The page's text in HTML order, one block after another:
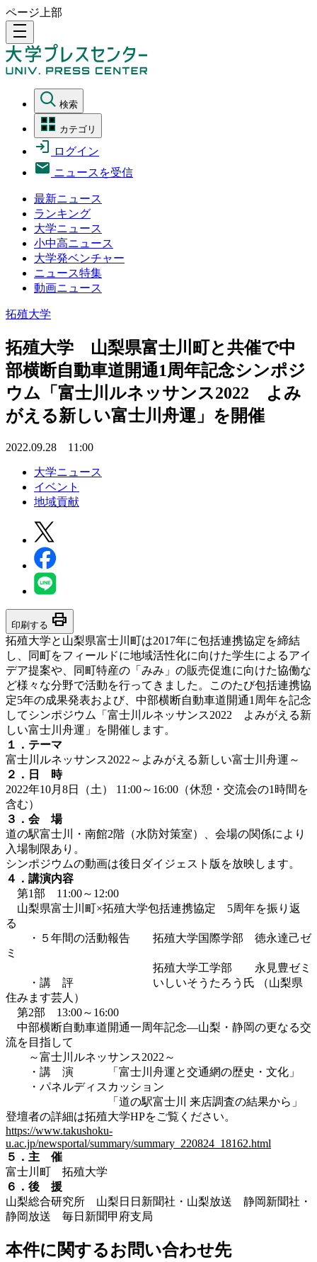
ページ上部
density_medium
検索
カテゴリ
ログイン
ニュースを受信
最新ニュース
ランキング
大学ニュース
小中高ニュース
大学発ベンチャー
ニュース特集
動画ニュース
拓殖大学
拓殖大学 山梨県富士川町と共催で中
部横断自動車道開通1周年記念シンポジ
ウム「富士川ルネッサンス2022 よみ
がえる新しい富士川舟運」を開催
2022.09.28 11:00
大学ニュース
イベント
地域貢献
印刷する print
拓殖大学と山梨県富士川町は2017年に包括連携協定を締結
し、同町をフィールドに地域活性化に向けた学生によるアイ
デア提案や、同町特産の「みみ」の販売促進に向けた協働な
ど様々な分野で活動を行ってきました。このたび包括連携協
定5年の成果発表および、中部横断自動車道開通1周年を記念
してシンポジウム「富士川ルネッサンス2022 よみがえる新
しい富士川舟運」を開催します。
１．テーマ
富士川ルネッサンス2022～よみがえる新しい富士川舟運～
２．日 時
2022年10月8日（土） 11:00～16:00（休憩・交流会の1時間を
含む）
３．会 場
道の駅富士川・南館2階（水防対策室）、会場の関係により
入場制限あり。
シンポジウムの動画は後日ダイジェスト版を放映します。
４．講演内容
第1部 11:00～12:00
山梨県富士川町×拓殖大学包括連携協定 5周年を振り返
る
・５年間の活動報告 拓殖大学国際学部 徳永達己ゼ
ミ
拓殖大学工学部 永見豊ゼミ
・講 評 いしいそうたろう氏 （山梨県
住みます芸人）
第2部 13:00～16:00
中部横断自動車道開通一周年記念―山梨・静岡の更なる交
流を目指して
～富士川ルネッサンス2022～
・講 演 「富士川舟運と交通網の歴史・文化」
・パネルディスカッション
「道の駅富士川 来店調査の結果から」
登壇者の詳細は拓殖大学HPをご覧ください。
https://www.takushoku-
u.ac.jp/newsportal/summary/summary_220824_18162.html
５．主 催
富士川町 拓殖大学
６．後 援
山梨総合研究所 山梨日日新聞社・山梨放送 静岡新聞社・
静岡放送 毎日新聞甲府支局
本件に関するお問い合わせ先